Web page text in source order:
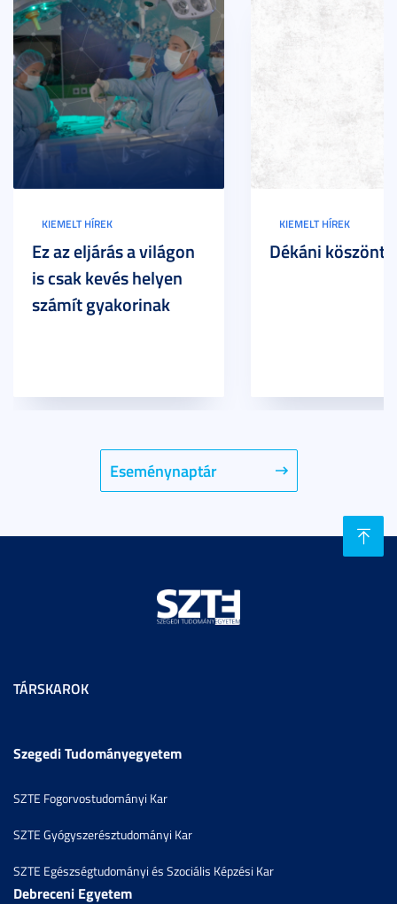
Eseménynaptár
KIEMELT HÍREK
Ez az eljárás a világon
is csak kevés helyen
számít gyakorinak
KIEMELT HÍREK
Dékáni köszöntő
TÁRSKAROK
Szegedi Tudományegyetem
SZTE Fogorvostudományi Kar
SZTE Gyógyszerésztudományi Kar
SZTE Egészségtudományi és Szociális Képzési Kar
Debreceni Egyetem